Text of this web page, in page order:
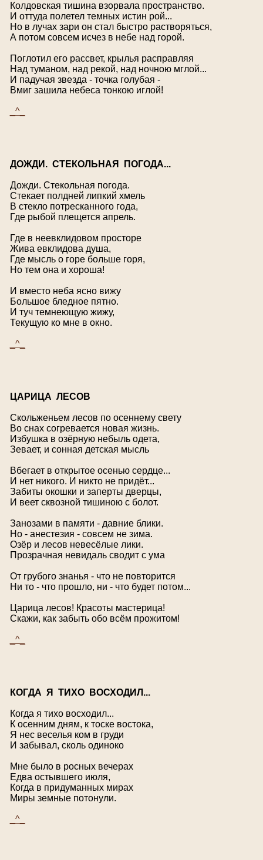
Колдовская тишина взорвала пространство.
И оттуда полетел темных истин рой...
Но в лучах зари он стал быстро растворяться,
А потом совсем исчез в небе над горой.
Поглотил его рассвет, крылья расправляя
Над туманом, над рекой, над ночною мглой...
И падучая звезда - точка голубая -
Вмиг зашила небеса тонкою иглой!
_^_
ДОЖДИ. СТЕКОЛЬНАЯ ПОГОДА...
Дожди. Стекольная погода.
Стекает полдней липкий хмель
В стекло потресканного года,
Где рыбой плещется апрель.
Где в неевклидовом просторе
Жива евклидова душа,
Где мысль о горе больше горя,
Но тем она и хороша!
И вместо неба ясно вижу
Большое бледное пятно.
И туч темнеющую жижу,
Текущую ко мне в окно.
_^_
ЦАРИЦА Л ЕСОВ
Скольженьем лесов по осеннему свету
Во снах согревается новая жизнь.
Избушка в озёрную небыль одета,
Зевает, и сонная детская мысль
Вбегает в открытое осенью сердце...
И нет никого. И никто не придёт...
Забиты окошки и заперты дверцы,
И веет сквозной тишиною с болот.
Занозами в памяти - давние блики.
Но - анестезия - совсем не зима.
Озёр и лесов невесёлые лики.
Прозрачная невидаль сводит с ума
От грубого знанья - что не повторится
Ни то - что прошло, ни - что будет потом...
Царица лесов! Красоты мастерица!
Скажи, как забыть обо всём прожитом!
_^_
КОГДА Я ТИХО ВОСХОДИЛ...
Когда я тихо восходил...
К осенним дням, к тоске востока,
Я нес веселья ком в груди
И забывал, сколь одиноко
Мне было в росных вечерах
Едва остывшего июля,
Когда в придуманных мирах
Миры земные потонули.
_^_